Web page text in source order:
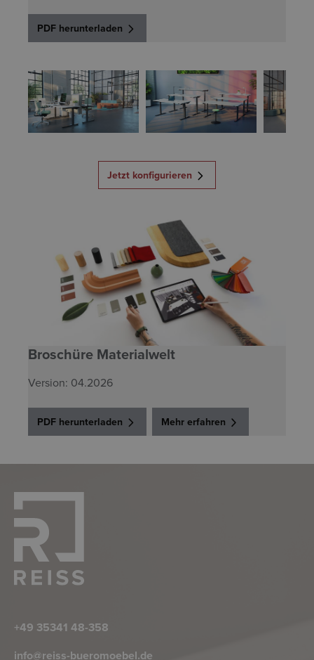
PDF herunterladen
Jetzt konfigurieren
Broschüre Materialwelt
Version: 04.2026
PDF herunterladen Mehr erfahren
+49 35341 48-358
info@reiss-bueromoebel.de